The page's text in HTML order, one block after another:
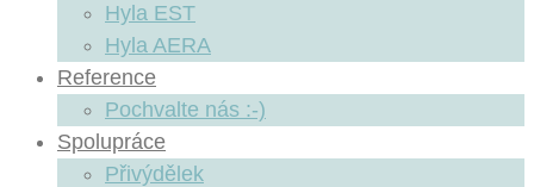
Hyla EST
Hyla AERA
Reference
Pochvalte nás :-)
Spolupráce
Přivýdělek